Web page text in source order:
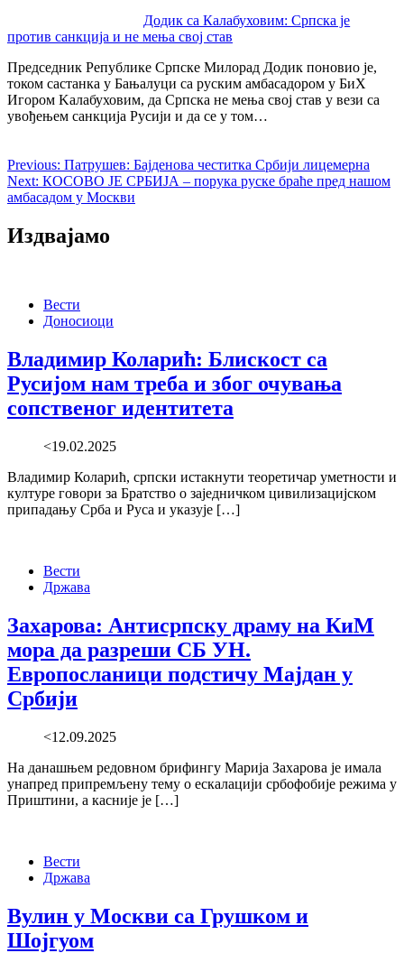
Додик са Калабуховим: Српска је
против санкција и не мења свој став
Председник Републике Српске Милорад Додик поновио је,
током састанка у Бањалуци са руским амбасадором у БиХ
Игором Kалабуховим, да Српска не мења свој став у вези са
увођењем санкција Русији и да се у том…
Previous: Патрушев: Бајденова честитка Србији лицемерна
Next: КОСОВО ЈЕ СРБИЈА – порука руске браће пред нашом
амбасадом у Москви
Издвајамо
Вести
Доносиоци
Владимир Коларић: Блискост са
Русијом нам треба и због очувања
сопственог идентитета
<19.02.2025
Владимир Коларић, српски истакнути теоретичар уметности и
културе говори за Братство о заједничком цивилизацијском
припадању Срба и Руса и указује […]
Вести
Држава
Захарова: Антисрпску драму на КиМ
мора да разреши СБ УН.
Европосланици подстичу Мајдан у
Србији
<12.09.2025
На данашњем редовном брифингу Марија Захарова је имала
унапред припремљену тему о ескалацији србофобије режима у
Приштини, а касније је […]
Вести
Држава
Вулин у Москви са Грушком и
Шојгуом